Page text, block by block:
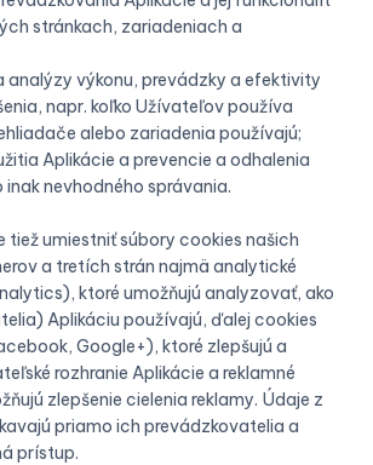
stránkach, zariadeniach a
výkonu, prevádzky a efektivity
napr. koľko Užívateľov používa
alebo zariadenia používajú;
Aplikácie a prevencie a odhalenia
nevhodného správania.
tiež umiestniť súbory cookies našich
a tretích strán najmä analytické
ktoré umožňujú analyzovať, ako
Aplikáciu používajú, ďalej cookies
Google+), ktoré zlepšujú a
rozhranie Aplikácie a reklamné
zlepšenie cielenia reklamy. Údaje z
priamo ich prevádzkovatelia a
prístup.